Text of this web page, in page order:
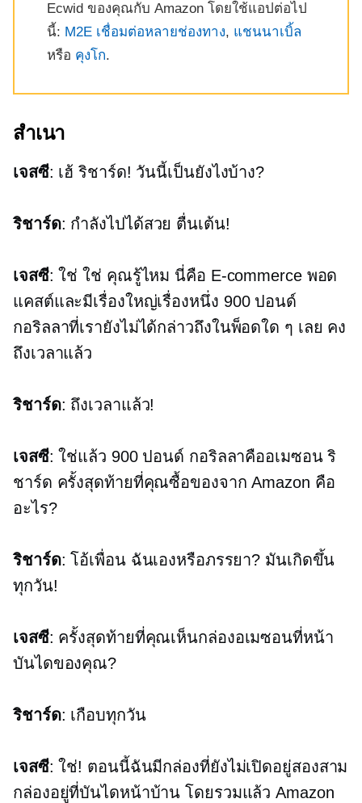
Ecwid ของคุณกับ Amazon โดยใช้แอปต่อไป
นี้: M2E เชื่อมต่อหลายช่องทาง, แชนนาเบิ้ล
หรือ คุงโก.
สำเนา
เจสซี: เฮ้ ริชาร์ด! วันนี้เป็นยังไงบ้าง?
ริชาร์ด: กำลังไปได้สวย ตื่นเต้น!
เจสซี: ใช่ ใช่ คุณรู้ไหม นี่คือ E-commerceพอด
แคสต์และมีเรื่องใหญ่เรื่องหนึ่ง 900 ปอนด์
กอริลลาที่เรายังไม่ได้กล่าวถึงในพ็อดใด ๆ เลย คง
ถึงเวลาแล้ว
ริชาร์ด: ถึงเวลาแล้ว!
เจสซี: ใช่แล้ว 900 ปอนด์ กอริลลาคืออเมซอน ริ
ชาร์ด ครั้งสุดท้ายที่คุณซื้อของจาก Amazon คือ
อะไร?
ริชาร์ด: โอ้เพื่อน ฉันเองหรือภรรยา? มันเกิดขึ้น
ทุกวัน!
เจสซี: ครั้งสุดท้ายที่คุณเห็นกล่องอเมซอนที่หน้า
บันไดของคุณ?
ริชาร์ด: เกือบทุกวัน
เจสซี: ใช่! ตอนนี้ฉันมีกล่องที่ยังไม่เปิดอยู่สองสาม
กล่องอยู่ที่บันไดหน้าบ้าน โดยรวมแล้ว Amazon